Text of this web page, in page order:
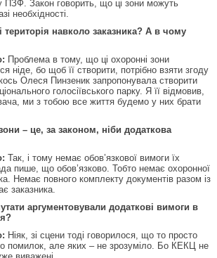
ПЗФ. Закон говорить, що ці зони можуть
необхідності.
територія навколо заказника? А в чому
Проблема в тому, що ці охоронні зони
ніде, бо щоб її створити, потрібно взяти згоду
Олеся Пинзеник запропонувала створити
голосіївського парку. Я її відмовив,
ми з тобою все життя будемо у них брати
– це, за законом, ніби додаткова
Так, і тому немає обов’язкової вимоги їх
пише, що обов’язково. Тобто немає охоронної
Немає повного комплекту документів разом із
заказника.
аргументовували додаткові вимоги в
Ніяк, зі сцени тоді говорилося, що то просто
помилок, але яких – не зрозуміло. Бо КЕКЦ не